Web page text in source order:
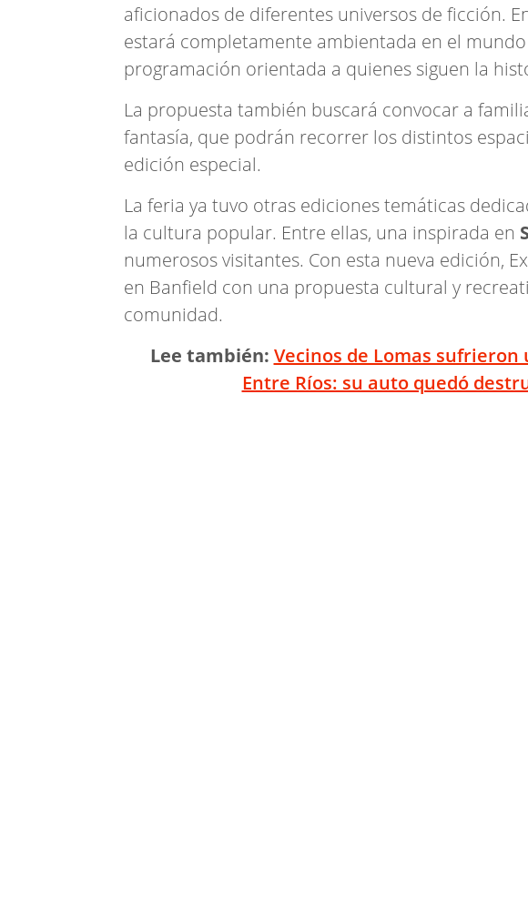
aficionados de diferentes universos de ficción.
estará completamente ambientada en el
programación orientada a quienes siguen la
La propuesta también buscará convocar a
fantasía, que podrán recorrer los distintos
edición especial.
La feria ya tuvo otras ediciones temáticas
la cultura popular. Entre ellas, una inspirada en
numerosos visitantes. Con esta nueva edición,
en Banfield con una propuesta cultural y
comunidad.
Lee también: Vecinos de Lomas
Entre Ríos: su auto quedó